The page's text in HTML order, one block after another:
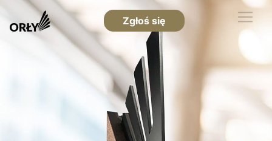
Zgłoś się